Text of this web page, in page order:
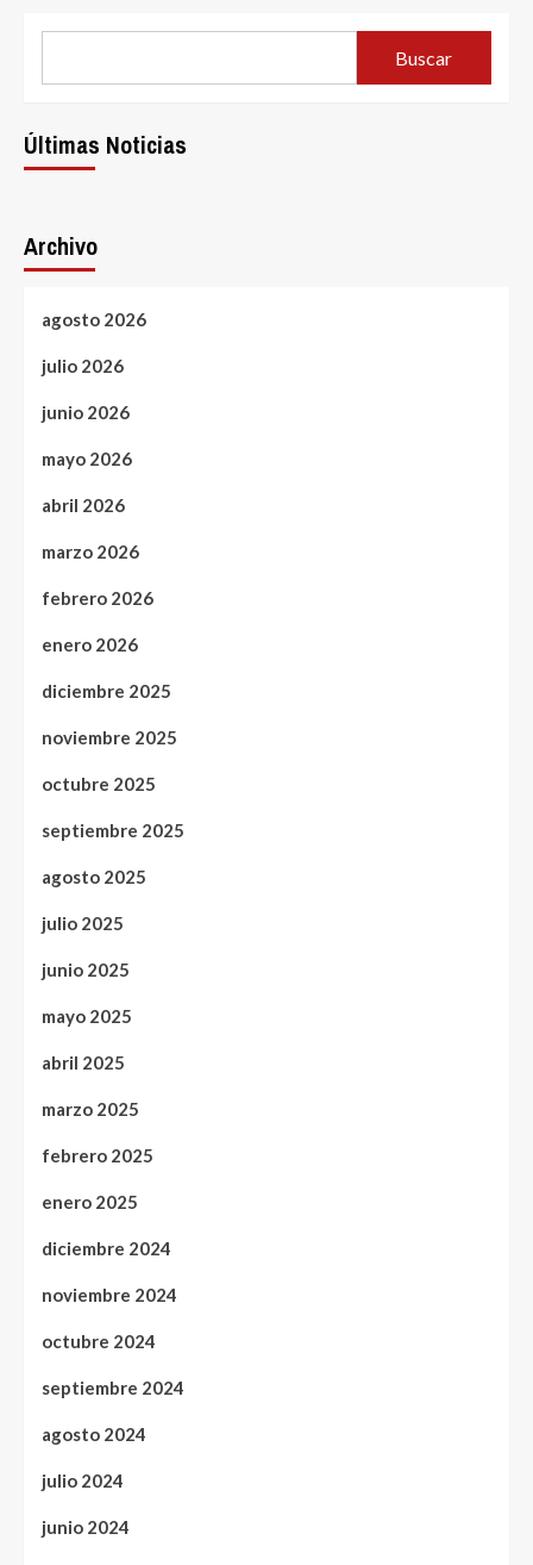
Buscar
Últimas Noticias
Archivo
agosto 2026
julio 2026
junio 2026
mayo 2026
abril 2026
marzo 2026
febrero 2026
enero 2026
diciembre 2025
noviembre 2025
octubre 2025
septiembre 2025
agosto 2025
julio 2025
junio 2025
mayo 2025
abril 2025
marzo 2025
febrero 2025
enero 2025
diciembre 2024
noviembre 2024
octubre 2024
septiembre 2024
agosto 2024
julio 2024
junio 2024